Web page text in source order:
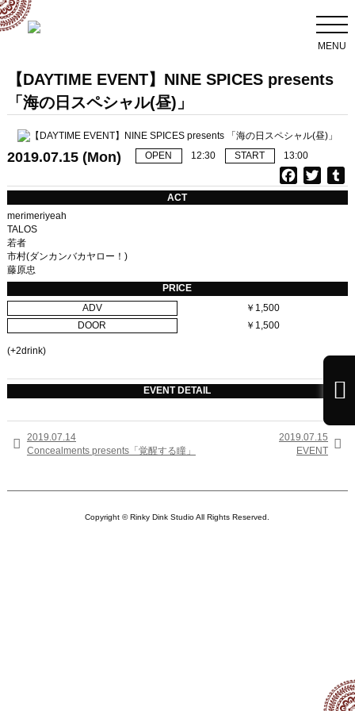
MENU
【DAYTIME EVENT】NINE SPICES presents
「海の日スペシャル(昼)」
2019.07.15 (Mon) OPEN 12:30 START 13:00
a
o
k
w
r
u
ACT
merimeriyeah
TALOS
若者
市村(ダンカンバカヤロー！)
藤原忠
PRICE
ADV
￥1,500
DOOR
￥1,500
(+2drink)
EVENT DETAIL

2019.07.14
Concealments presents「覚醒する瞳」
2019.07.15
EVENT


Copyright © Rinky Dink Studio All Rights Reserved.